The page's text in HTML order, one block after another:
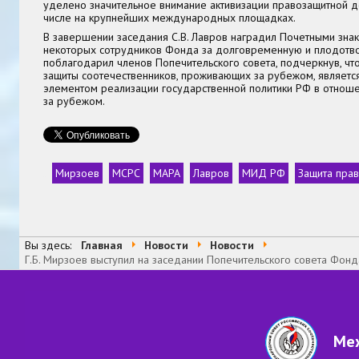
уделено значительное внимание активизации правозащитной
числе на крупнейших международных площадках.
В завершении заседания С.В. Лавров наградил Почетными
некоторых сотрудников Фонда за долговременную и
поблагодарил членов Попечительского совета, подчеркнув,
защиты соотечественников, проживающих за рубежом,
элементом реализации государственной политики РФ в
за рубежом.
Мирзоев МСРС МАРА Лавров МИД РФ Защита прав
Вы здесь: Главная Новости
Новости
Г.Б. Мирзоев выступил на заседании Попечительского совета